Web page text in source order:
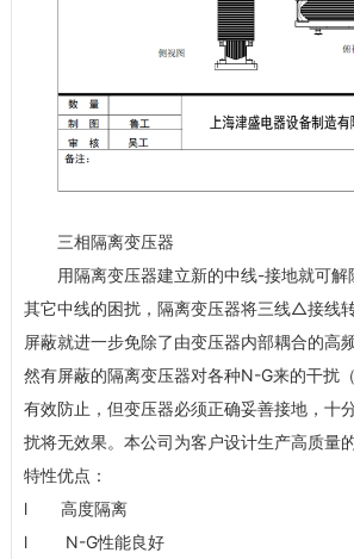
三相隔离变压器
用隔离变压器建立新的中线-接地就可解
其它中线的困扰，隔离变压器将三线△接线
屏蔽就进一步免除了由变压器内部耦合的高
然有屏蔽的隔离变压器对各种N-G来的干扰
有效防止，但变压器必须正确妥善接地，十
扰将无效果。本公司为客户设计生产高质量
特性优点：
l 高度隔离
l N-G性能良好